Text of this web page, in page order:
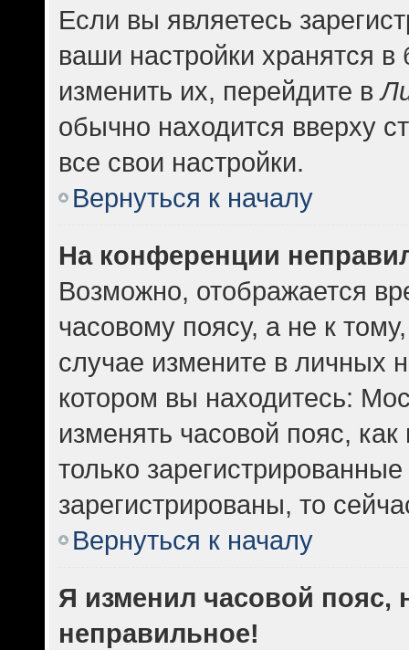
Если вы являетесь
ваши настройки хранятся
изменить их, перейдите в
обычно находится вверху
все свои настройки.
Вернуться к началу
На конференции
Возможно, отображается
часовому поясу, а не к
случае измените в личных
котором вы находитесь:
изменять часовой пояс,
только
зарегистрированы, то
Вернуться к началу
Я изменил часовой пояс,
неправильное!